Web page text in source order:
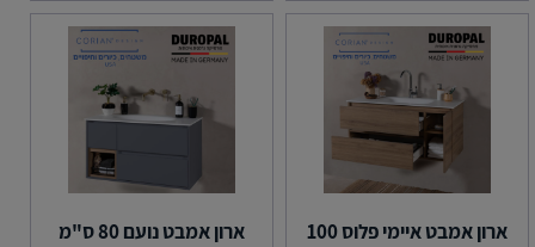
ארון אמבט איימי פלוס 100
ארון אמבט נועם 80 ס"מ